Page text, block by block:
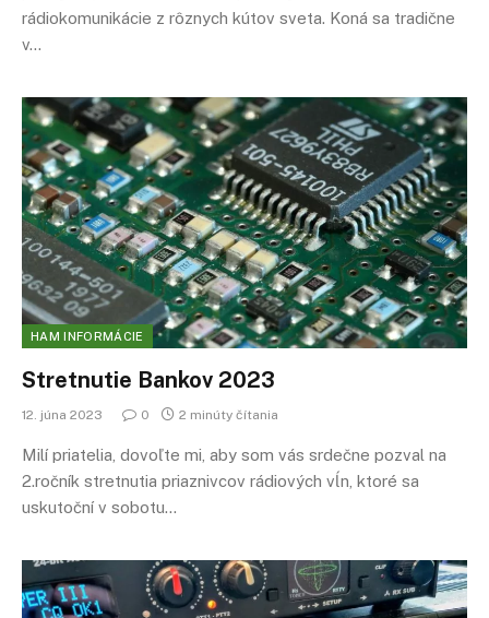
rádiokomunikácie z rôznych kútov sveta. Koná sa tradične
v…
HAM INFORMÁCIE
Stretnutie Bankov 2023
12. júna 2023 0 2 minúty čítania
Milí priatelia, dovoľte mi, aby som vás srdečne pozval na
2.ročník stretnutia priaznivcov rádiových vĺn, ktoré sa
uskutoční v sobotu…